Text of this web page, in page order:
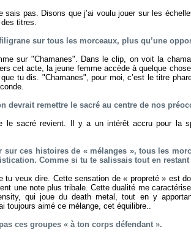
sais pas. Disons que j’ai voulu jouer sur les
titres.
sur tous les morceaux, plus qu’une
sur "Chamanes". Dans le clip, on voit la
cet acte, la jeune femme accède à quelque
tu dis. "Chamanes", pour moi, c’est le titre
devrait remettre le sacré au centre de nos
le sacré revient. Il y a un intérêt accru pour la
sur ces histoires de « mélanges », tous les
Comme si tu te salissais tout en
tu veux dire. Cette sensation de « propreté » est
une note plus tribale. Cette dualité me
qui joue du death metal, tout en y
toujours aimé ce mélange, cet équilibre..
ces groupes « à ton corps défendant ».